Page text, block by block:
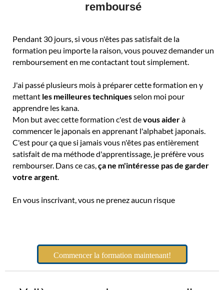
remboursé
Pendant 30 jours, si vous n'êtes pas satisfait de la
formation peu importe la raison, vous pouvez demander un
remboursement en me contactant tout simplement.
J'ai passé plusieurs mois à préparer cette formation en y
mettant les meilleures techniquesselon moi pour
apprendre les kana.
Mon but avec cette formation c'est devous aiderà
commencer le japonais en apprenant l'alphabet japonais.
C'est pour ça que si jamais vous n'êtes pas entièrement
satisfait de ma méthode d'apprentissage, je préfère vous
rembourser. Dans ce cas,ça ne m'intéresse pas de garder
votre argent.
En vous inscrivant, vous ne prenez aucun risque
Commencer la formation maintenant!